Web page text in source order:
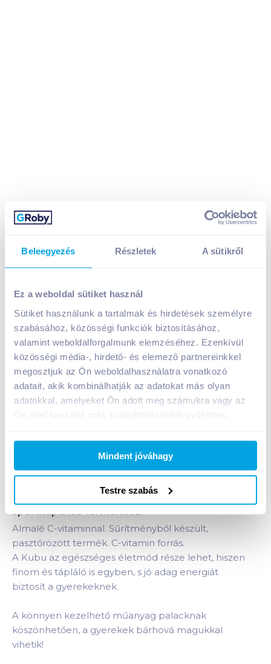
Beleegyezés Részletek A sütikről
Ez a weboldal sütiket használ
Sütiket használunk a tartalmak és hirdetések személyre
szabásához, közösségi funkciók biztosításához,
valamint weboldalforgalmunk elemzéséhez. Ezenkívül
közösségi média-, hirdető- és elemező partnereinkkel
megosztjuk az Ön weboldalhasználatra vonatkozó
adatait, akik kombinálhatják az adatokat más olyan
adatokkal, amelyeket Ön adott meg számukra vagy az
Ön által használt más szolgáltatásokból gyűjtöttek.
Mindent jóváhagy
Testre szabás
Kubu üdítőital 0,3 l alma 100% sportkupakos
Egységár: 997
Visszaváltási díj: 50Ft/db
KosárbaKosárba
1 karton = 12 db
+1 karton a kosárba
Kubu üdítőital 0,3 l alma 100%
sportkupakostermékhez:
Almalé C-vitaminnal. Sűrítményből készült,
pasztőrözött termék. C-vitamin forrás.
A Kubu az egészséges életmód része lehet, hiszen
finom és tápláló is egyben, s jó adag energiát
biztosít a gyerekeknek.
A könnyen kezelhető műanyag palacknak
köszönhetően, a gyerekek bárhová magukkal
vihetik!